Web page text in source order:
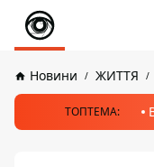
Новини ЖИТТЯ
ТОПТЕМА: